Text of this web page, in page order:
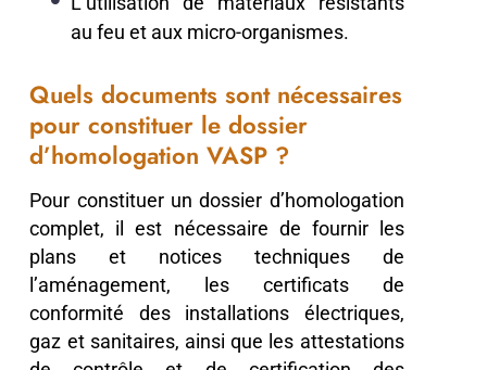
au feu et aux micro-organismes.
Quels documents sont nécessaires
pour constituer le dossier
d’homologation VASP ?
Pour constituer un dossier d’homologation
complet, il est nécessaire de fournir les
plans et notices techniques de
l’aménagement, les certificats de
conformité des installations électriques,
gaz et sanitaires, ainsi que les attestations